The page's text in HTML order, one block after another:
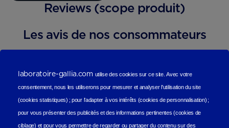
Reviews (scope produit)
Les avis de nos consommateurs
laboratoire-gallia.com utilise des cookies sur ce site.Avec votre
consentement, nous les utiliseronspour mesurer et analyser l'utilisation du site
(cookies statistiques) ;pour l'adapter à vos intérêts (cookies de personnalisation) ;
pour vous présenter des publicités et des informations pertinentes (cookies de
ciblage) et pour vous permettre de regarder ou partager du contenu sur des